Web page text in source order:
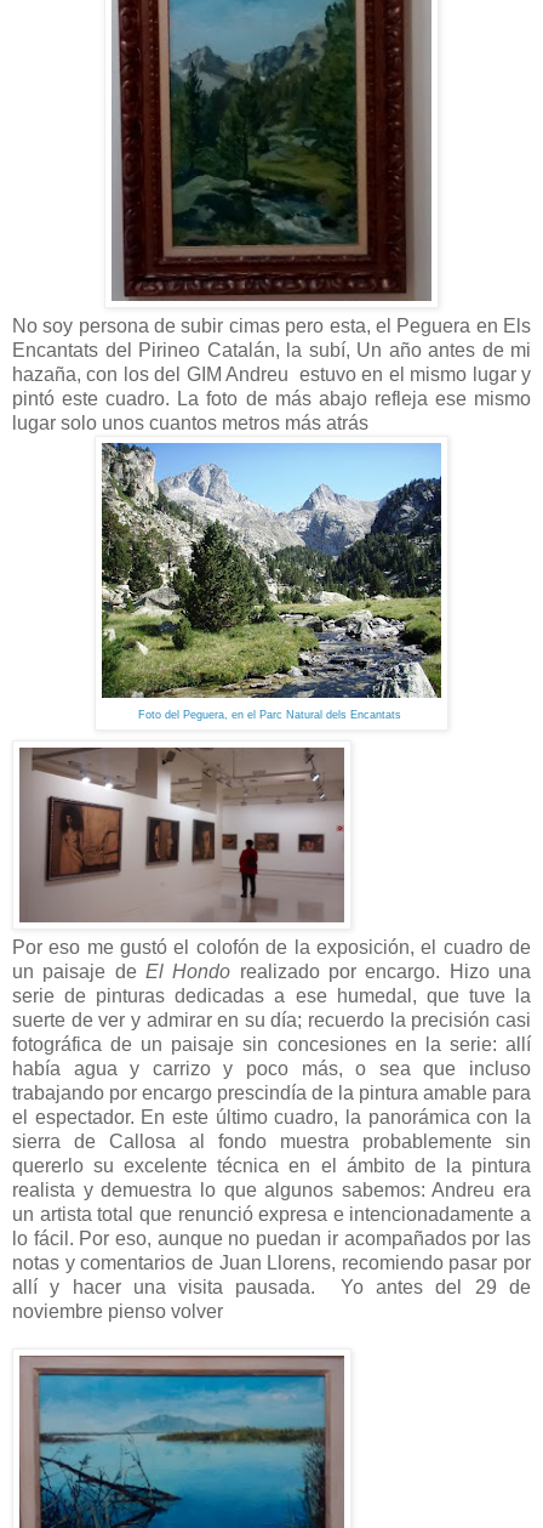
No soy persona de subir cimas pero esta, el Peguera en Els
Encantats del Pirineo Catalán, la subí, Un año antes de mi
hazaña, con los del GIM Andreu estuvo en el mismo lugar y
pintó este cuadro. La foto de más abajo refleja ese mismo
lugar solo unos cuantos metros más atrás
Foto del Peguera, en el Parc Natural dels Encantats
Por eso me gustó el colofón de la exposición, el cuadro de
un paisaje deEl Hondo realizado por encargo. Hizo una
serie de pinturas dedicadas a ese humedal, que tuve la
suerte de ver y admirar en su día; recuerdo la precisión casi
fotográfica de un paisaje sin concesiones en la serie: allí
había agua y carrizo y poco más, o sea que incluso
trabajando por encargo prescindía de la pintura amable para
el espectador. En este último cuadro, la panorámica con la
sierra de Callosa al fondo muestra probablemente sin
quererlo su excelente técnica en el ámbito de la pintura
realista y demuestra lo que algunos sabemos: Andreu era
un artista total que renunció expresa e intencionadamente a
lo fácil. Por eso, aunque no puedan ir acompañados por las
notas y comentarios de Juan Llorens, recomiendo pasar por
allí y hacer una visita pausada. Yo antes del 29 de
noviembre pienso volver